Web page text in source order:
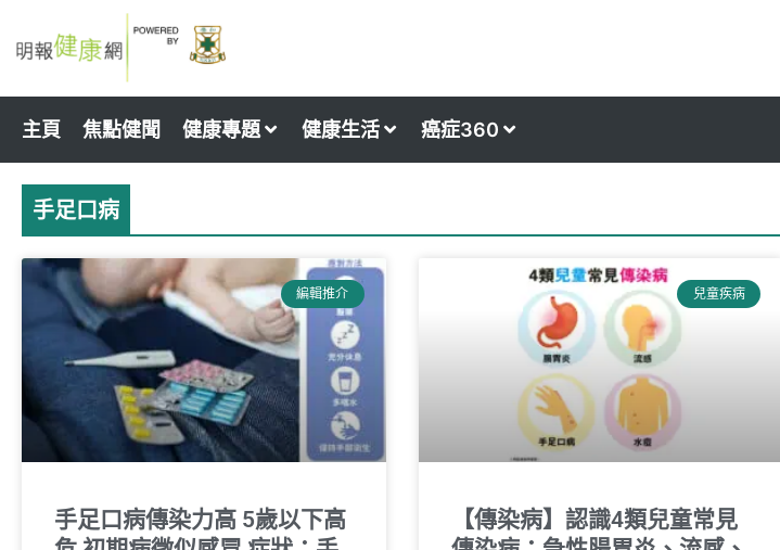
to
主頁 焦點健聞 健康專題 健康生活 癌症360
手足口病
編輯推介
手足口病傳染力高 5歲以下高
兒童疾病
【傳染病】認識4類兒童常見